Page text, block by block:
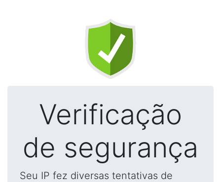
Verificação
de segurança
Seu IP fez diversas tentativas de